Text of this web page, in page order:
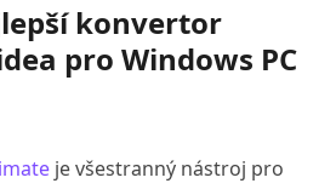
konvertor
pro Windows PC
je všestranný nástroj pro